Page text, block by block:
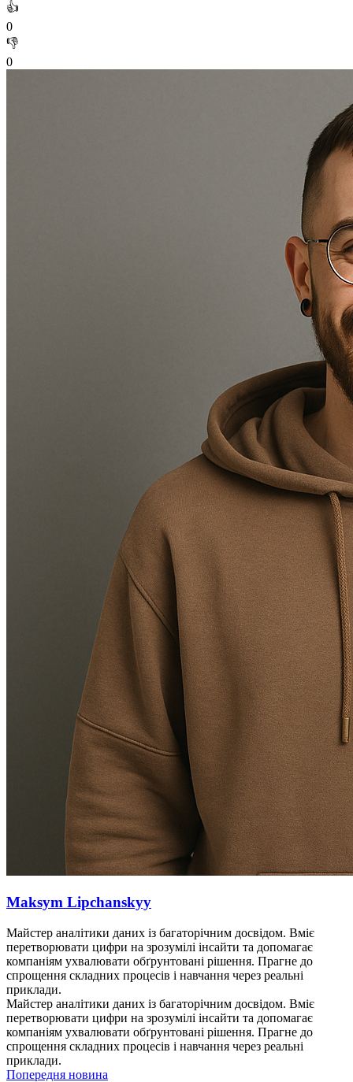
👍
0
👎
0
Maksym Lipchanskyy
Майстер аналітики даних із багаторічним досвідом. Вміє
перетворювати цифри на зрозумілі інсайти та допомагає
компаніям ухвалювати обґрунтовані рішення. Прагне до
спрощення складних процесів і навчання через реальні
приклади.
Майстер аналітики даних із багаторічним досвідом. Вміє
перетворювати цифри на зрозумілі інсайти та допомагає
компаніям ухвалювати обґрунтовані рішення. Прагне до
спрощення складних процесів і навчання через реальні
приклади.
Попередня новина